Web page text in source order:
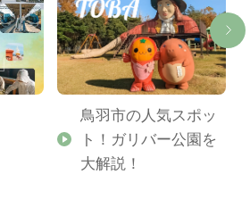
鳥羽市の人気スポッ
ト！ガリバー公園を
大解説！